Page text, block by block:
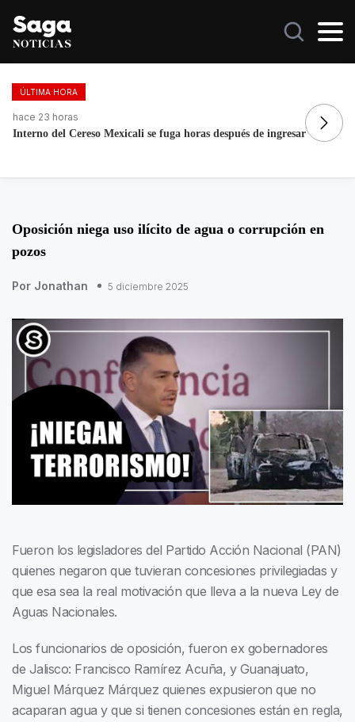
ÚLTIMA HORA
hace 17 horas
Noroña sale en defensa de Nay Salvatori y Grace Palomares
Oposición niega uso ilícito de agua o corrupción en
pozos
Por Jonathan 5 diciembre 2025
Fueron los legisladores del Partido Acción Nacional (PAN)
quienes negaron que tuvieran concesiones privilegiadas y
que esa sea la real motivación que lleva a la nueva Ley de
Aguas Nacionales.
Los funcionarios de oposición, fueron ex gobernadores
de Jalisco: Francisco Ramírez Acuña, y Guanajuato,
Miguel Márquez Márquez quienes expusieron que no
acaparan agua y que si tienen concesiones están en regla,